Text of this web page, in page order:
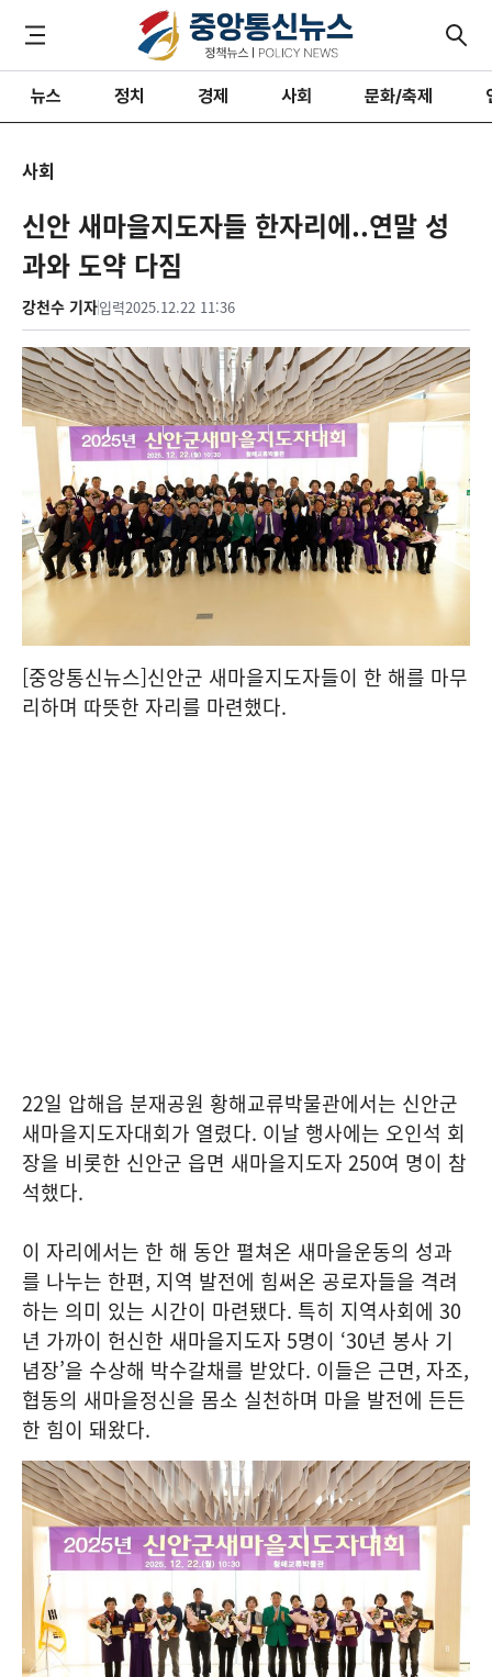
뉴스 정치 경제 사회 문화/축제
사회
신안 새마을지도자들 한자리에..연말 성
과와 도약 다짐
강천수 기자입력2025.12.22 11:36
[중앙통신뉴스]신안군 새마을지도자들이 한 해를 마무
리하며 따뜻한 자리를 마련했다.
22일 압해읍 분재공원 황해교류박물관에서는 신안군
새마을지도자대회가 열렸다. 이날 행사에는 오인석 회
장을 비롯한 신안군 읍면 새마을지도자 250여 명이 참
석했다.
이 자리에서는 한 해 동안 펼쳐온 새마을운동의 성과
를 나누는 한편, 지역 발전에 힘써온 공로자들을 격려
하는 의미 있는 시간이 마련됐다. 특히 지역사회에 30
년 가까이 헌신한 새마을지도자 5명이 ‘30년 봉사 기
념장’을 수상해 박수갈채를 받았다. 이들은 근면, 자조,
협동의 새마을정신을 몸소 실천하며 마을 발전에 든든
한 힘이 돼왔다.